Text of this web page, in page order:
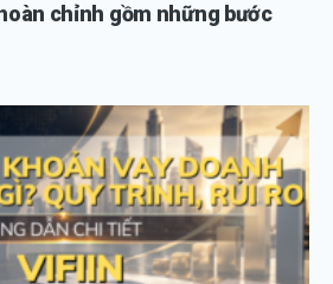
chỉnh gồm những bước